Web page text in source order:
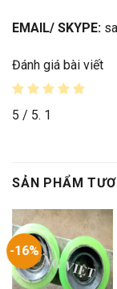
EMAIL/ SKYPE:
Đánh giá bài viết
5 / 5. 1
SẢN PHẨM
-16%